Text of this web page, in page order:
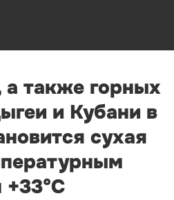
а также горных
и Кубани в
сухая